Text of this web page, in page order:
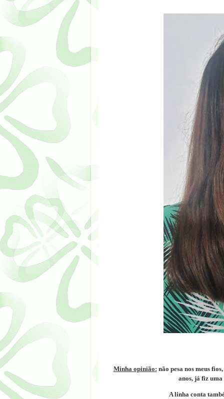
Minha opinião: não pesa nos meus
anos, já fiz uma
A linha conta